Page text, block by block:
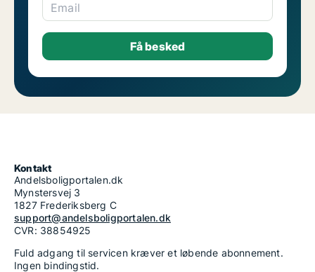
Email
Kontakt
Andelsboligportalen.dk
Mynstersvej 3
1827 Frederiksberg C
support@andelsboligportalen.dk
CVR: 38854925
Fuld adgang til servicen kræver et løbende abonnement.
Ingen bindingstid.